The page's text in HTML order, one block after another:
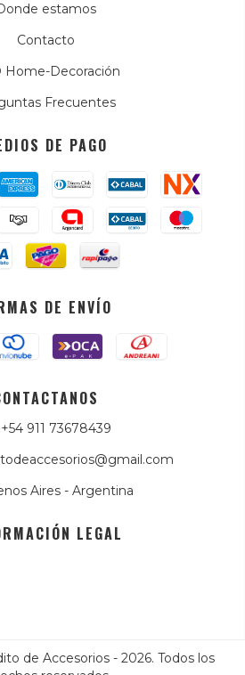
estamos
Contacto
Home-Decoración
Frecuentes
DE PAGO
DE ENVÍO
+54 911 73678439
Aires - Argentina
LEGAL
de Accesorios - 2026. Todos los